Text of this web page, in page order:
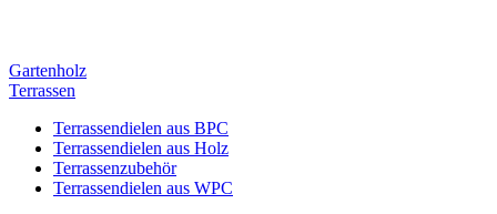
Gartenholz
Terrassen
Terrassendielen aus BPC
Terrassendielen aus Holz
Terrassenzubehör
Terrassendielen aus WPC